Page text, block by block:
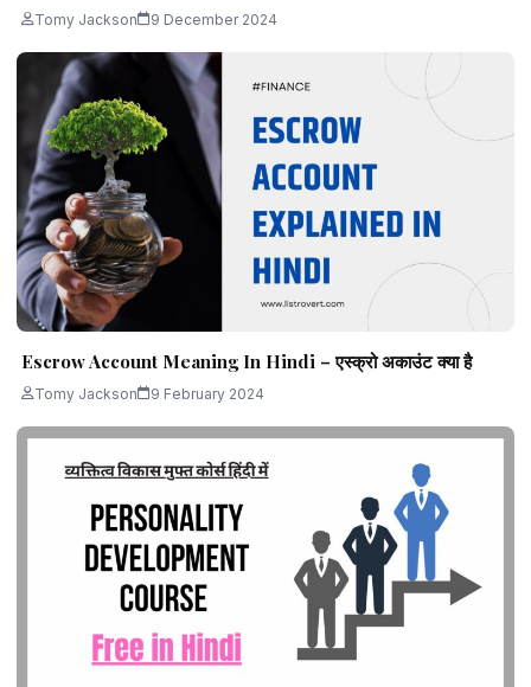
Tomy Jackson 9 December 2024
Escrow Account Meaning In Hindi – एस्क्रो अकाउंट क्या है
Tomy Jackson 9 February 2024